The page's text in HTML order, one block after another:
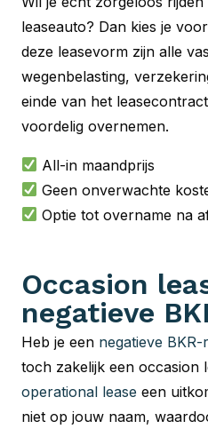
leaseauto? Dan kies je voor
deze leasevorm zijn alle
wegenbelasting,
einde van het
voordelig overnemen.
All-in maandprijs
Geen onverwachte
Optie tot overname na
Occasion
negatieve
Heb je een negatieve BKR-
toch zakelijk een occasion
operational lease een
niet op jouw naam,